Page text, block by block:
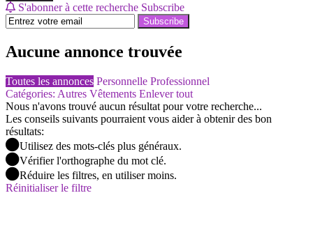
S'abonner à cette recherche Subscribe
Subscribe
Aucune annonce trouvée
Toutes les annonces Personnelle Professionnel
Catégories: Autres Vêtements Enlever tout
Nous n'avons trouvé aucun résultat pour votre recherche...
Les conseils suivants pourraient vous aider à obtenir des bon
résultats:
Utilisez des mots-clés plus généraux.
Vérifier l'orthographe du mot clé.
Réduire les filtres, en utiliser moins.
Réinitialiser le filtre